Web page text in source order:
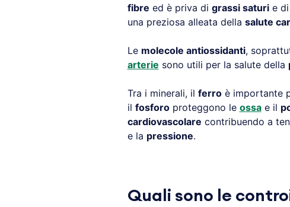
fibre ed è priva di grassi saturie di
una preziosa alleata della salute
Le molecole antiossidanti,
arterie sono utili per la salute della
Tra i minerali, il ferroè importante
il fosforoproteggono le ossae il
cardiovascolare contribuendo a
e la pressione.
Quali sono le